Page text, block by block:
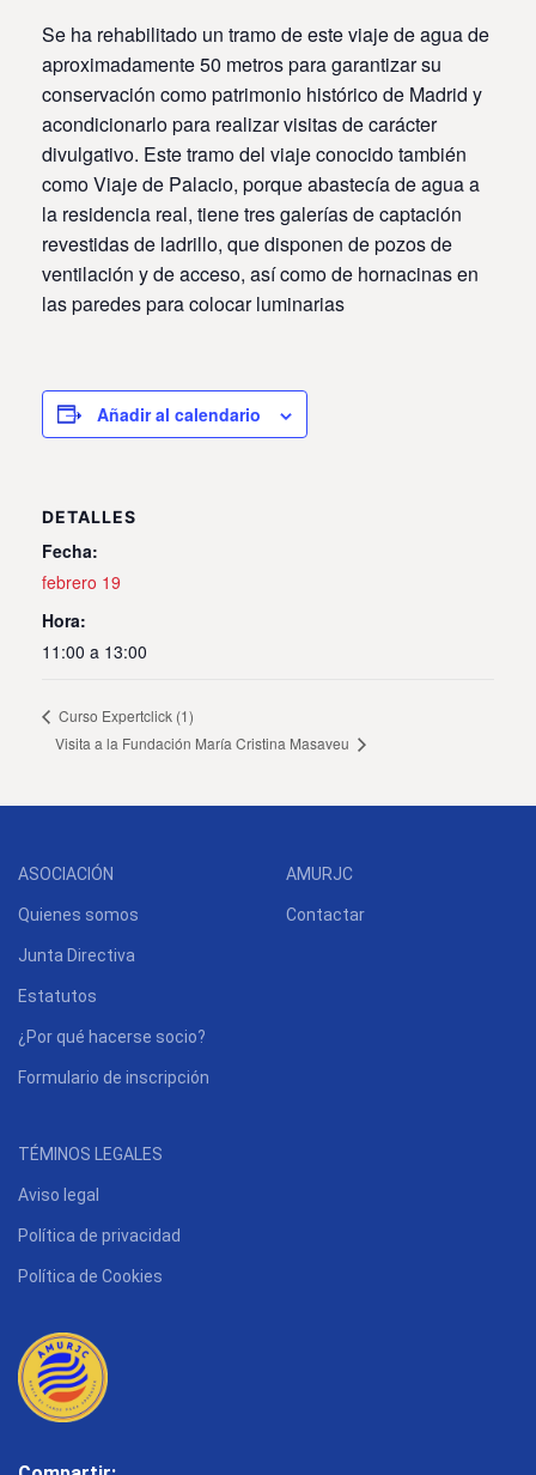
Se ha rehabilitado un tramo de este viaje de agua de
aproximadamente 50 metros para garantizar su
conservación como patrimonio histórico de Madrid y
acondicionarlo para realizar visitas de carácter
divulgativo. Este tramo del viaje conocido también
como Viaje de Palacio, porque abastecía de agua a
la residencia real, tiene tres galerías de captación
revestidas de ladrillo, que disponen de pozos de
ventilación y de acceso, así como de hornacinas en
las paredes para colocar luminarias
Añadir al calendario
DETALLES
Fecha:
febrero 19
Hora:
11:00 a 13:00
Curso Expertclick (1)
Visita a la Fundación María Cristina Masaveu
ASOCIACIÓN
Quienes somos
Junta Directiva
Estatutos
¿Por qué hacerse socio?
Formulario de inscripción
AMURJC
Contactar
TÉMINOS LEGALES
Aviso legal
Política de privacidad
Política de Cookies